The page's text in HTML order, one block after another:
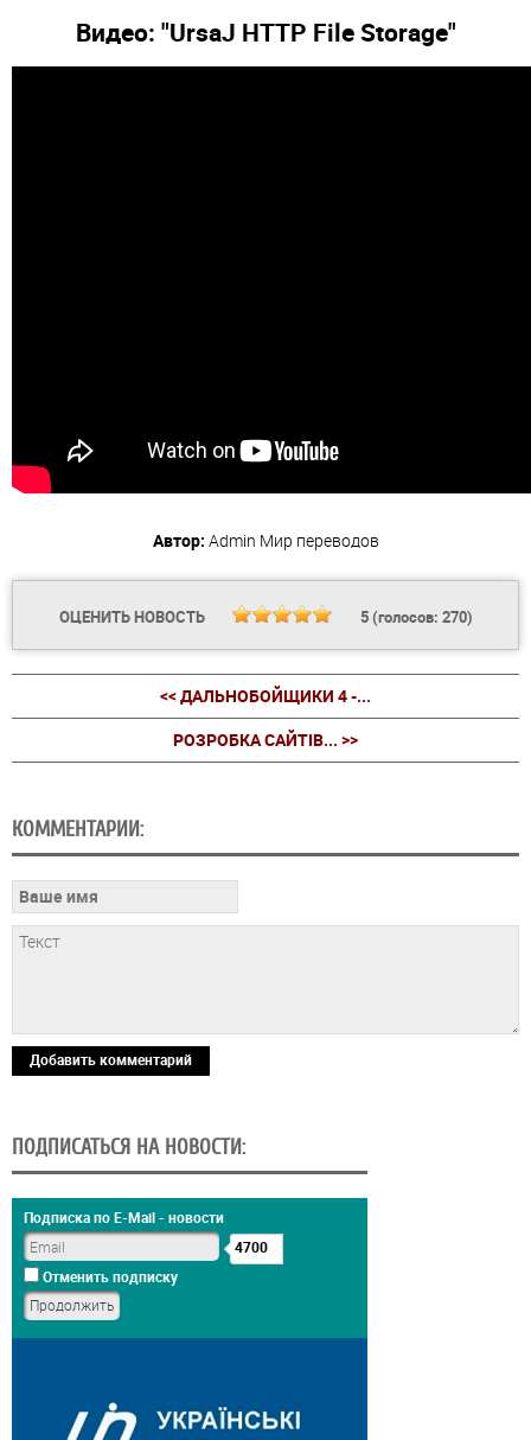
Видео: "UrsaJ HTTP File Storage"
Автор: Admin Мир переводов
ОЦЕНИТЬ НОВОСТЬ 5(голосов: 270)
<< ДАЛЬНОБОЙЩИКИ 4 -...
РОЗРОБКА САЙТІВ... >>
КОММЕНТАРИИ:
Добавить комментарий
ПОДПИСАТЬСЯ НА НОВОСТИ:
Подписка по E-Mail - новости
4700
Отменить подписку